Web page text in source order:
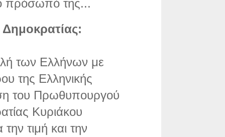
πρόσωπό της...
των Ελλήνων με
της Ελληνικής
του Πρωθυπουργού
Κυριάκου
τιμή και την